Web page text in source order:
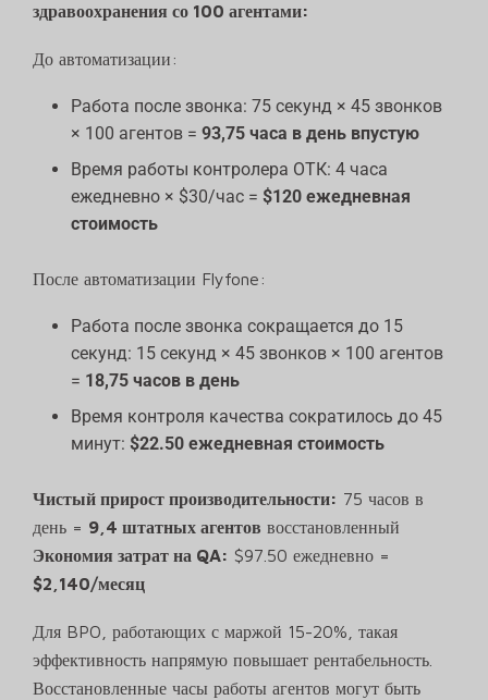
здравоохранения со 100 агентами:
До автоматизации:
Работа после звонка: 75 секунд × 45 звонков
× 100 агентов = 93,75 часа в день впустую
Время работы контролера ОТК: 4 часа
ежедневно × $30/час = $120 ежедневная
стоимость
После автоматизации Flyfone:
Работа после звонка сокращается до 15
секунд: 15 секунд × 45 звонков × 100 агентов
= 18,75 часов в день
Время контроля качества сократилось до 45
минут: $22.50 ежедневная стоимость
Чистый прирост производительности: 75 часов в
день = 9,4 штатных агентов восстановленный
Экономия затрат на QA: $97.50 ежедневно =
$2,140/месяц
Для BPO, работающих с маржой 15-20%, такая
эффективность напрямую повышает рентабельность.
Восстановленные часы работы агентов могут быть